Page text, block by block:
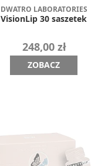
DWATRO LABORATORIES
VisionLip 30 saszetek
248,00 zł
ZOBACZ